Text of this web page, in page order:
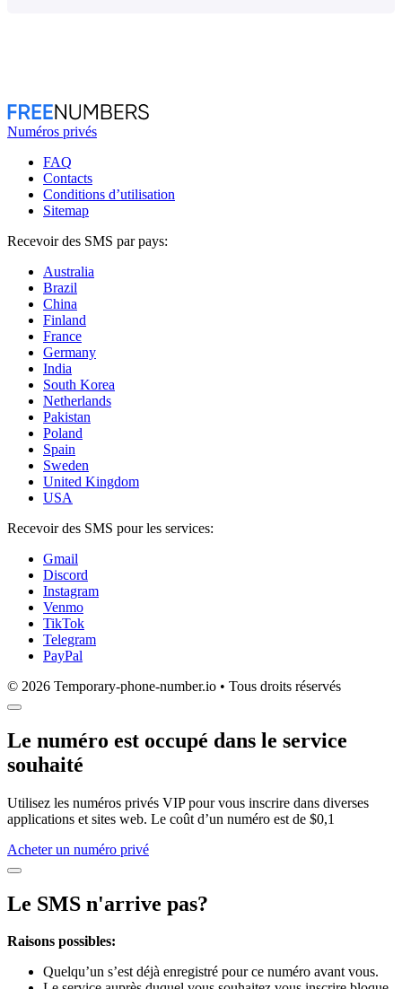
Numéros privés
FAQ
Contacts
Conditions d’utilisation
Sitemap
Recevoir des SMS par pays:
Australia
Brazil
China
Finland
France
Germany
India
South Korea
Netherlands
Pakistan
Poland
Spain
Sweden
United Kingdom
USA
Recevoir des SMS pour les services:
Gmail
Discord
Instagram
Venmo
TikTok
Telegram
PayPal
© 2026 Temporary-phone-number.io • Tous droits réservés
Le numéro est occupé dans le service
souhaité
Utilisez les numéros privés VIP pour vous inscrire dans diverses
applications et sites web. Le coût d’un numéro est de $0,1
Acheter un numéro privé
Le SMS n'arrive pas?
Raisons possibles:
Quelqu’un s’est déjà enregistré pour ce numéro avant vous.